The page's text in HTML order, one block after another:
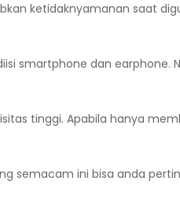
ketidaknyamanan saat
smartphone dan
tinggi. Apabila hanya
semacam ini bisa anda